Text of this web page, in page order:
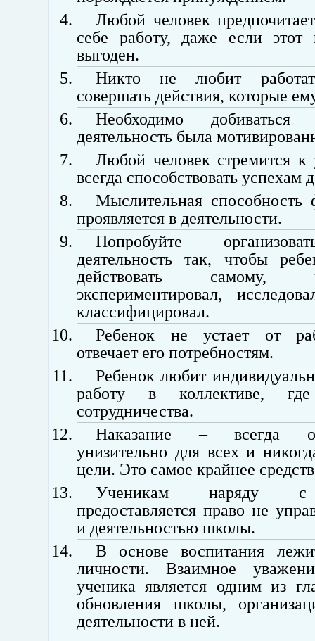
Любой человек
себе работу, даже если
выгоден.
Никто не любит
совершать действия, которые
Необходимо
деятельность была
Любой человек стремится
всегда способствовать успехам
Мыслительная способность
проявляется в деятельности.
Попробуйте
деятельность так, чтобы
действовать
экспериментировал,
классифицировал.
Ребенок не устает от
отвечает его потребностям.
Ребенок любит
работу в коллективе,
сотрудничества.
Наказание – всегда
унизительно для всех и
цели. Это самое крайнее
Ученикам наряду с
предоставляется право не
и деятельностью школы.
В основе воспитания
личности. Взаимное
ученика является одним из
обновления школы,
деятельности в ней.